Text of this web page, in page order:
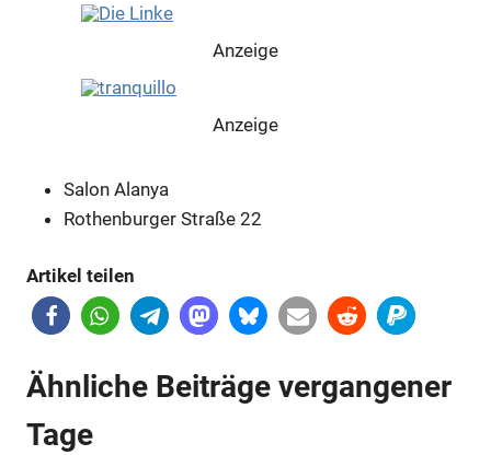
Anzeige
Anzeige
Salon Alanya
Rothenburger Straße 22
Artikel teilen
Ähnliche Beiträge vergangener
Tage